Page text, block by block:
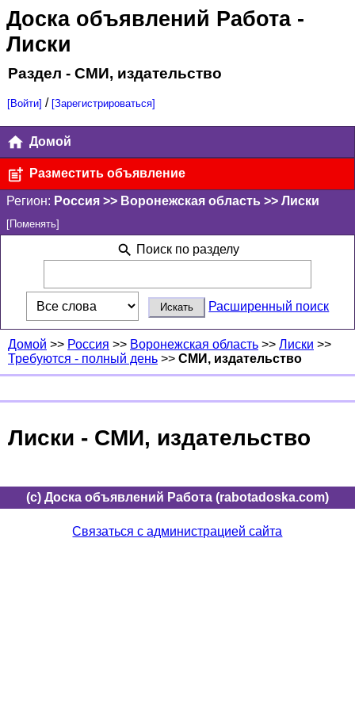
Доска объявлений Работа-
Лиски
Раздел - СМИ, издательство
[Войти] / [Зарегистрироваться]
Домой
Разместить объявление
Регион: Россия >> Воронежская область >> Лиски
[Поменять]
Поиск по разделу
Расширенный поиск
Домой >> Россия >> Воронежская область >> Лиски >>
Требуются - полный день >> СМИ, издательство
Лиски - СМИ, издательство
(c) Доска объявлений Работа (rabotadoska.com)
Связаться с администрацией сайта